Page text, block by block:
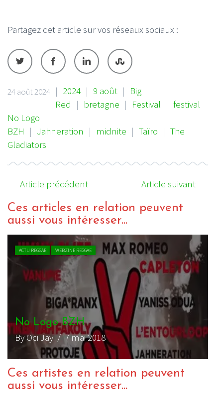
Partagez cet article sur vos réseaux sociaux :
24 août 2024 | 2024 | 9 août | Big
Red | bretagne | Festival | festival
No Logo
BZH | Jahneration | midnite | Taïro | The
Gladiators
Article précédent Article suivant
Ces articles en relation peuvent
aussi vous intéresser...
ACTU REGGAE WEBZINE REGGAE
No Logo BZH
By Oci Jay/ 7 mai 2018
Ces artistes en relation peuvent
aussi vous intéresser...